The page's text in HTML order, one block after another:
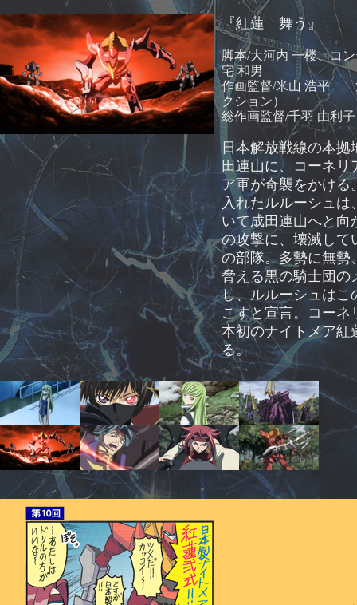
『紅蓮 舞う』
脚本/大河内 一楼、コ
宅 和男
作画監督/米山 浩平
クション）
総作画監督/千羽 由利
日本解放戦線の本
田連山に、コーネリ
ア軍が奇襲をかける
入れたルルーシュは
いて成田連山へと向
の攻撃に、壊滅して
の部隊。多勢に無勢
脅える黒の騎士団の
し、ルルーシュはこ
こすと宣言。コーネ
本初のナイトメア紅
る。